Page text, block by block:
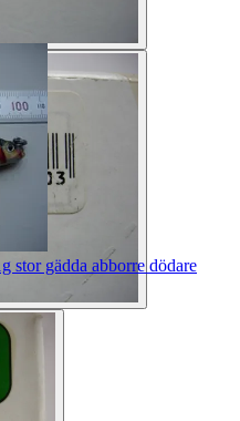
stor gädda abborre dödare